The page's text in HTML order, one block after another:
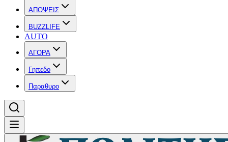
ΑΠΟΨΕΙΣ
BUZZLIFE
AUTO
ΑΓΟΡΑ
Γηπεδο
Παραθυρο